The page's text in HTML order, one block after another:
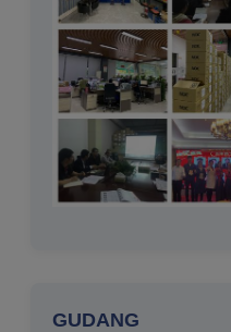
GUDANG